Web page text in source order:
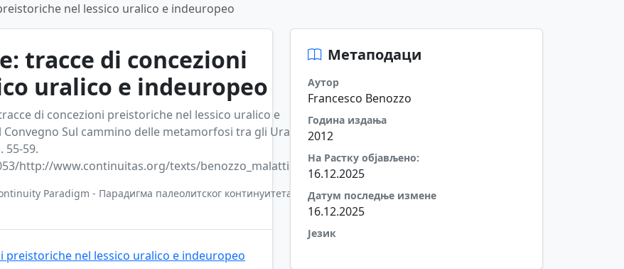
nel lessico uralico e indeuropeo
tracce di concezioni
uralico e indeuropeo
di concezioni preistoriche nel lessico uralico e
Sul cammino delle metamorfosi tra gli Urali e il
55-59.
http://www.continuitas.org/texts/benozzo_malattia.pdf
Paradigm - Парадигма палеолитског континуитета
nel lessico uralico e indeuropeo
Метаподаци
Аутор
Francesco Benozzo
Година издања
2012
На Растку објављено:
16.12.2025
Датум последње измене
16.12.2025
Језик